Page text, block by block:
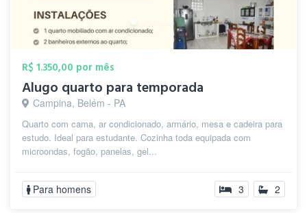
R$ 1.350,00 por mês
Alugo quarto para temporada
Campina, Belém - PA
Quarto com cama, ar condicionado, armário, mesa e cadeira para
estudo. Ideal para estudante. Cozinha toda equipada com
microondas, fogão, panelas, gel...
Para homens 3 2